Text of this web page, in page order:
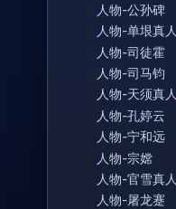
人物-公孙碑
人物-单垠真人
人物-司徒霍
人物-司马钧
人物-天须真人
人物-孔婷云
人物-宁和远
人物-宗嫦
人物-官雪真人
人物-屠龙蹇